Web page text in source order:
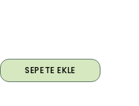
SEPETE EKLE